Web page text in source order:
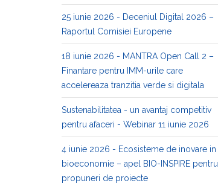
25 iunie 2026 - Deceniul Digital 2026 –
Raportul Comisiei Europene
18 iunie 2026 - MANTRA Open Call 2 –
Finantare pentru IMM-urile care
accelereaza tranzitia verde si digitala
Sustenabilitatea - un avantaj competitiv
pentru afaceri - Webinar 11 iunie 2026
4 iunie 2026 - Ecosisteme de inovare in
bioeconomie – apel BIO-INSPIRE pentru
propuneri de proiecte